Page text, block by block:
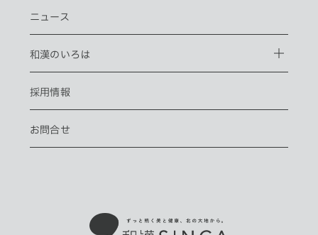
ニュース
和漢のいろは
採用情報
お問合せ